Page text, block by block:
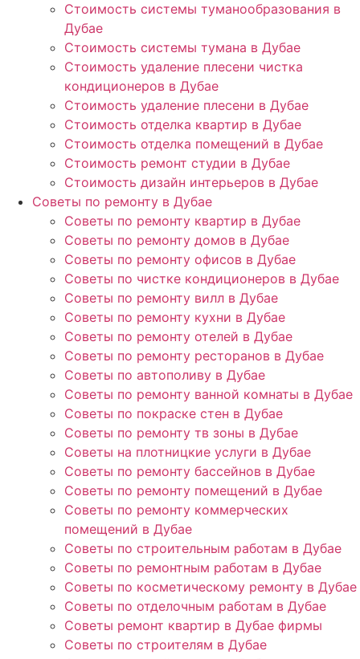
Стоимость системы туманообразования в
Дубае
Стоимость системы тумана в Дубае
Стоимость удаление плесени чистка
кондиционеров в Дубае
Стоимость удаление плесени в Дубае
Стоимость отделка квартир в Дубае
Стоимость отделка помещений в Дубае
Стоимость ремонт студии в Дубае
Стоимость дизайн интерьеров в Дубае
Советы по ремонту в Дубае
Советы по ремонту квартир в Дубае
Советы по ремонту домов в Дубае
Советы по ремонту офисов в Дубае
Советы по чистке кондиционеров в Дубае
Советы по ремонту вилл в Дубае
Советы по ремонту кухни в Дубае
Советы по ремонту отелей в Дубае
Советы по ремонту ресторанов в Дубае
Советы по автополиву в Дубае
Советы по ремонту ванной комнаты в Дубае
Советы по покраске стен в Дубае
Советы по ремонту тв зоны в Дубае
Советы на плотницкие услуги в Дубае
Советы по ремонту бассейнов в Дубае
Советы по ремонту помещений в Дубае
Советы по ремонту коммерческих
помещений в Дубае
Советы по строительным работам в Дубае
Советы по ремонтным работам в Дубае
Советы по косметическому ремонту в Дубае
Советы по отделочным работам в Дубае
Советы ремонт квартир в Дубае фирмы
Советы по строителям в Дубае